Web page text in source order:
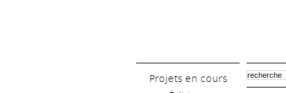
Projets en cours